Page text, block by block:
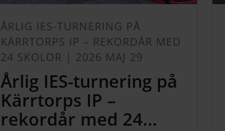
ÅRLIG IES-TURNERING PÅ
KÄRRTORPS IP – REKORDÅR MED
24 SKOLOR | 2026 MAJ 29
Årlig IES-turnering på
Kärrtorps IP –
rekordår med 24...